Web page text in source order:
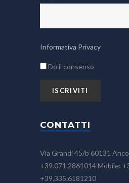
Informativa Privacy
Do il consenso
CONTATTI
Via Grandi 45/b 60131
+39.071.2861014 Mobile:
+39.335.6181210